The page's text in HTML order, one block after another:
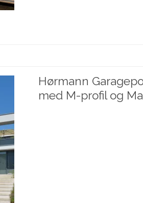
Hørmann
med M-profil og